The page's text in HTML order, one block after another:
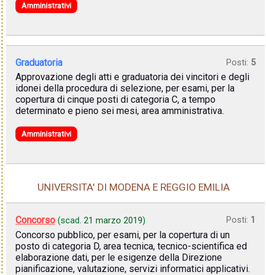
Amministrativi
Graduatoria Posti: 5
Approvazione degli atti e graduatoria dei vincitori e degli
idonei della procedura di selezione, per esami, per la
copertura di cinque posti di categoria C, a tempo
determinato e pieno sei mesi, area amministrativa.
Amministrativi
UNIVERSITA' DI MODENA E REGGIO EMILIA
Concorso (scad. 21 marzo 2019) Posti: 1
Concorso pubblico, per esami, per la copertura di un
posto di categoria D, area tecnica, tecnico-scientifica ed
elaborazione dati, per le esigenze della Direzione
pianificazione, valutazione, servizi informatici applicativi.